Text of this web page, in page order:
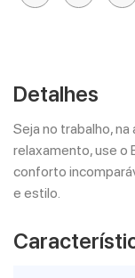
Detalhes
Seja no trabalho,
relaxamento, use o
conforto
e estilo.